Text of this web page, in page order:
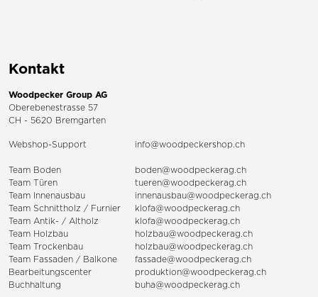
Kontakt
Woodpecker Group AG
Oberebenestrasse 57
CH - 5620 Bremgarten
Webshop-Support info@woodpeckershop.ch
Team Boden
boden@woodpeckerag.ch
Team Türen
tueren@woodpeckerag.ch
Team Innenausbau
innenausbau@woodpeckerag.ch
Team Schnittholz / Furnier
klofa@woodpeckerag.ch
Team Antik- / Altholz
klofa@woodpeckerag.ch
Team Holzbau
holzbau@woodpeckerag.ch
Team Trockenbau
holzbau@woodpeckerag.ch
Team Fassaden / Balkone
fassade@woodpeckerag.ch
Bearbeitungscenter
produktion@woodpeckerag.ch
Buchhaltung
buha@woodpeckerag.ch